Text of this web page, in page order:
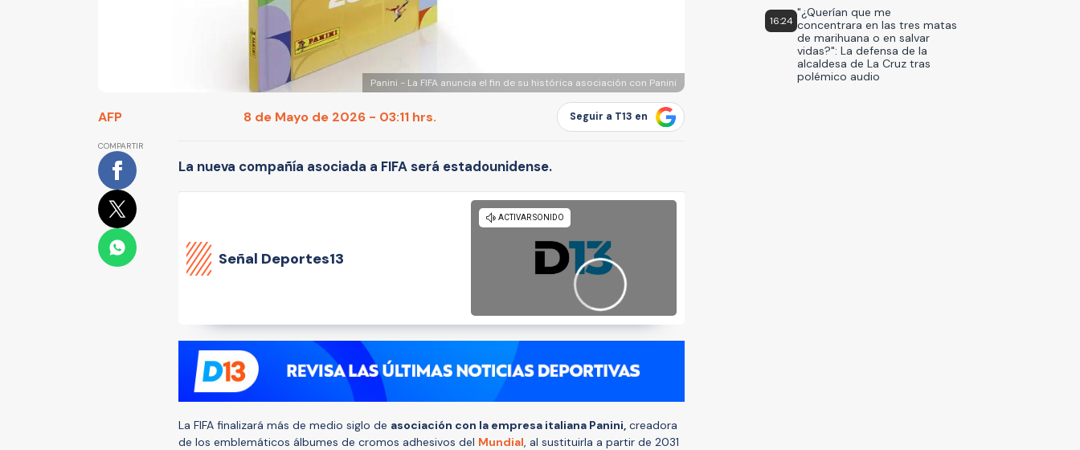
Panini - La FIFA anuncia el fin de su histórica asociación con Panini
AFP 8 de Mayo de 2026 - 03:11 hrs. Seguir a T13 en
COMPARTIR
La nueva compañía asociada a FIFA será estadounidense.
Señal Deportes13
La FIFA finalizará más de medio siglo de asociación con la empresa italiana Panini, creadora
de los emblemáticos álbumes de cromos adhesivos del Mundial, al sustituirla a partir de 2031
16:24
"¿Querían que me
concentrara en las tres matas
de marihuana o en salvar
vidas?": La defensa de la
alcaldesa de La Cruz tras
polémico audio